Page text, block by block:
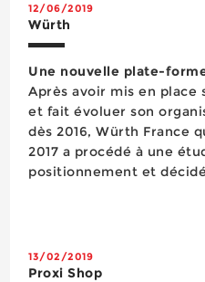
12/06/2019
Würth
Une nouvelle plate-
Après avoir mis en place
et fait évoluer son
dès 2016, Würth France
2017 a procédé à une
positionnement et
13/02/2019
Proxi Shop